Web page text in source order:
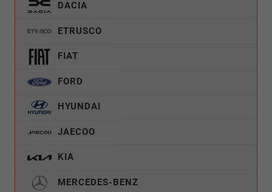
DACIA
ETRUSCO
FIAT
FORD
HYUNDAI
JAECOO
KIA
MERCEDES-BENZ